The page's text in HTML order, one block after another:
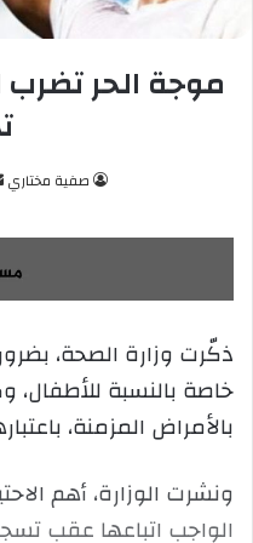
موجة الحر تضرب
صفية مختاري
ذكّرت وزارة الصحة،
خاصة بالنسبة للأطفال،
بالأمراض المزمنة،
ونشرت الوزارة، أهم
الواجب اتباعها عقب